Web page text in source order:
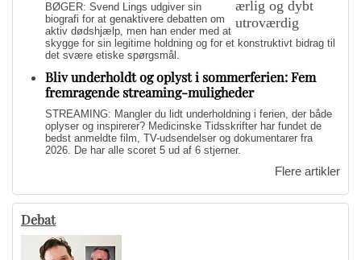
BØGER: Svend Lings udgiver sin
biografi for at genaktivere debatten om
aktiv dødshjælp, men han ender med at
skygge for sin legitime holdning og for et konstruktivt bidrag til
det svære etiske spørgsmål.
Bliv underholdt og oplyst i sommerferien: Fem
fremragende streaming-muligheder
STREAMING: Mangler du lidt underholdning i ferien, der både
oplyser og inspirerer? Medicinske Tidsskrifter har fundet de
bedst anmeldte film, TV-udsendelser og dokumentarer fra
2026. De har alle scoret 5 ud af 6 stjerner.
Flere artikler
Debat